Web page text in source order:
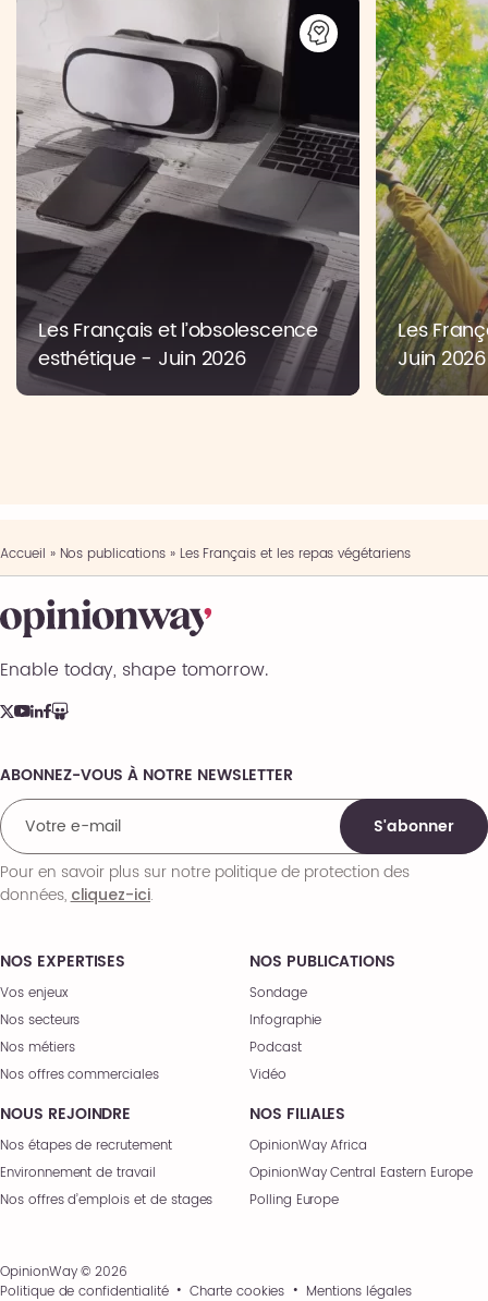
Les Français et l’obsolescence
esthétique - Juin 2026
Les
Juin 2026
Accueil » Nos publications» Les Français et les repas végétariens
Enable today, shape tomorrow.
NOS EXPERTISES
Vos enjeux
Nos secteurs
Nos métiers
Nos offres commerciales
NOS PUBLICATIONS
Sondage
Infographie
Podcast
Vidéo
NOUS REJOINDRE
Nos étapes de recrutement
Environnement de travail
Nos offres d’emplois et de stages
NOS FILIALES
OpinionWay Africa
OpinionWay Central Eastern Europe
Polling Europe
Comments
ABONNEZ-VOUS À NOTRE NEWSLETTER
S'abonner
Pour en savoir plus sur notre politique de protection des
données,cliquez-ici.
OpinionWay © 2026
Politique de confidentialité
Charte cookies Mentions légales